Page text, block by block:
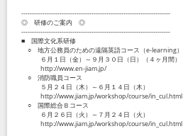
----------------------------------------------------------------------
◎ 研修のご案内 ◎
----------------------------------------------------------------------
■ 国際文化系研修
○ 地方公務員のための遠隔英語コース（e-learning）
６月１日（金）～９月３０日（日）（４ヶ月間）
http://www.en-jiam.jp/
○ 消防職員コース
５月２４日（木）～６月１４日（木）
http://www.jiam.jp/workshop/course/in_cul.html
○ 国際総合Ｂコース
６月２６日（火）～７月２４日（火）
http://www.jiam.jp/workshop/course/in_cul.html